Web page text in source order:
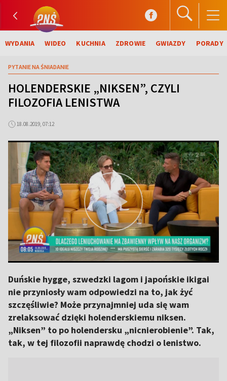
WYDANIA WIDEO KUCHNIA ZDROWIE GWIAZDY PORADY
PYTANIE NA ŚNIADANIE
HOLENDERSKIE „NIKSEN”, CZYLI
FILOZOFIA LENISTWA
18.08.2019, 07:12
Duńskie hygge, szwedzki lagom i japońskie ikigai
nie przyniosły wam odpowiedzi na to, jak żyć
szczęśliwie? Może przynajmniej uda się wam
zrelaksować dzięki holenderskiemu niksen.
„Niksen” to po holendersku „nicnierobienie”. Tak,
tak, w tej filozofii naprawdę chodzi o lenistwo.